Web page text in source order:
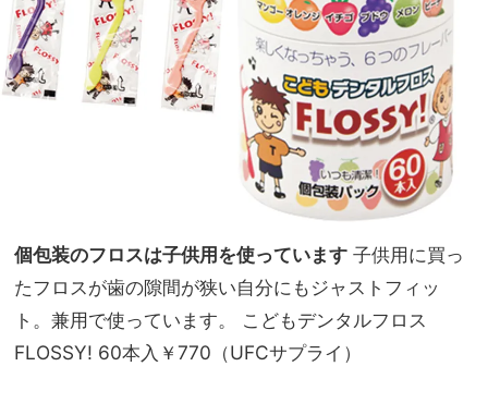
個包装のフロスは子供用を使っています 子供用に買っ
たフロスが歯の隙間が狭い自分にもジャストフィッ
ト。兼用で使っています。 こどもデンタルフロス
FLOSSY! 60本入￥770（UFCサプライ）